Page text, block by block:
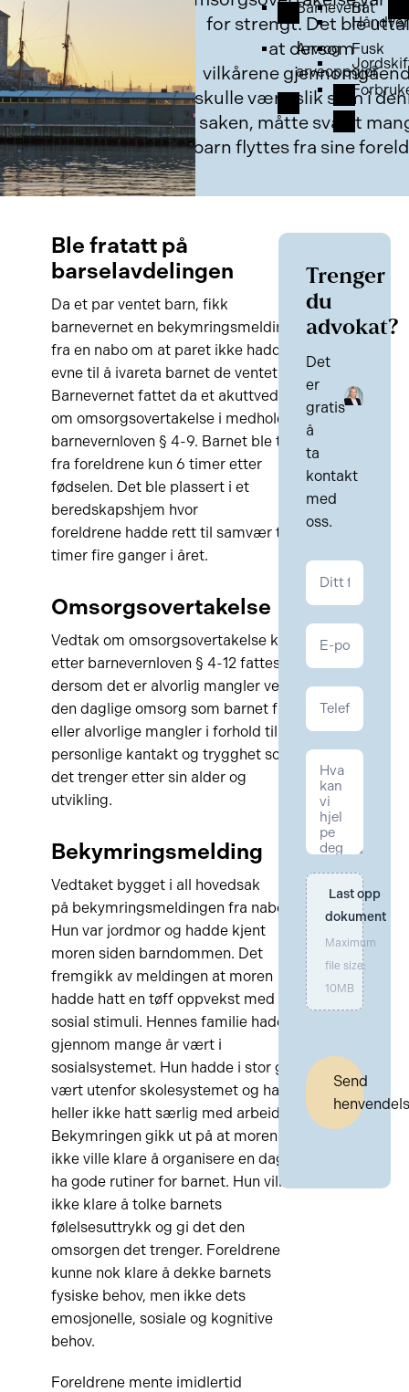
Barnevern
Arv og
arveoppgjør
Båt
Fusk
for strengt. Det ble
at dersom
vilkårene
skulle være slik som i
saken, måtte svært
barn flyttes fra sine
Ble fratatt på
barselavdelingen
Da et par ventet barn, fikk
barnevernet en bekymringsmelding
fra en nabo om at paret ikke hadde
evne til å ivareta barnet de ventet.
Barnevernet fattet da et akuttvedtak
om omsorgsovertakelse i medhold av
barnevernloven § 4-9. Barnet ble tatt
fra foreldrene kun 6 timer etter
fødselen. Det ble plassert i et
beredskapshjem hvor
foreldrene hadde rett til samvær to
timer fire ganger i året.
Omsorgsovertakelse
Vedtak om omsorgsovertakelse kan
etter barnevernloven § 4-12 fattes
dersom det er alvorlig mangler ved
den daglige omsorg som barnet får
eller alvorlige mangler i forhold til den
personlige kantakt og trygghet som
det trenger etter sin alder og
utvikling.
Bekymringsmelding
Vedtaket bygget i all hovedsak
på bekymringsmeldingen fra naboen.
Hun var jordmor og hadde kjent
moren siden barndommen. Det
fremgikk av meldingen at moren
hadde hatt en tøff oppvekst med lite
sosial stimuli. Hennes familie hadde
gjennom mange år vært i
sosialsystemet. Hun hadde i stor grad
vært utenfor skolesystemet og hadde
heller ikke hatt særlig med arbeid.
Bekymringen gikk ut på at moren
ikke ville klare å organisere en dag og
ha gode rutiner for barnet. Hun ville
ikke klare å tolke barnets
følelsesuttrykk og gi det den
omsorgen det trenger. Foreldrene
kunne nok klare å dekke barnets
fysiske behov, men ikke dets
emosjonelle, sosiale og kognitive
behov.
Foreldrene mente imidlertid
Trenger
du
advokat?
Det
er
gratis
å
ta
kontakt
med
oss.
Kontakt
Last opp
dokument
Maximum
file size:
10MB
Send